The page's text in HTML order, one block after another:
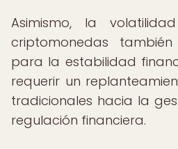
Asimismo, la
criptomonedas
para la estabilidad
requerir un
tradicionales hacia la
regulación financiera.